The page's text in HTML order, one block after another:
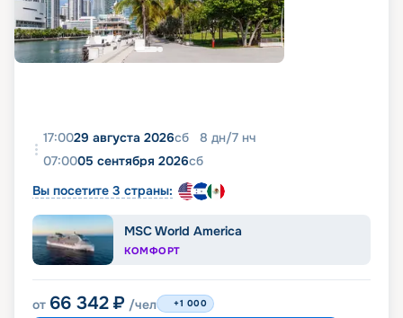
17:0029 августа 2026сб 8 дн/7 нч
07:0005 сентября 2026сб
Вы посетите 3 страны:
MSC World America
КОМФОРТ
от 66 342 ₽ /чел +1 000